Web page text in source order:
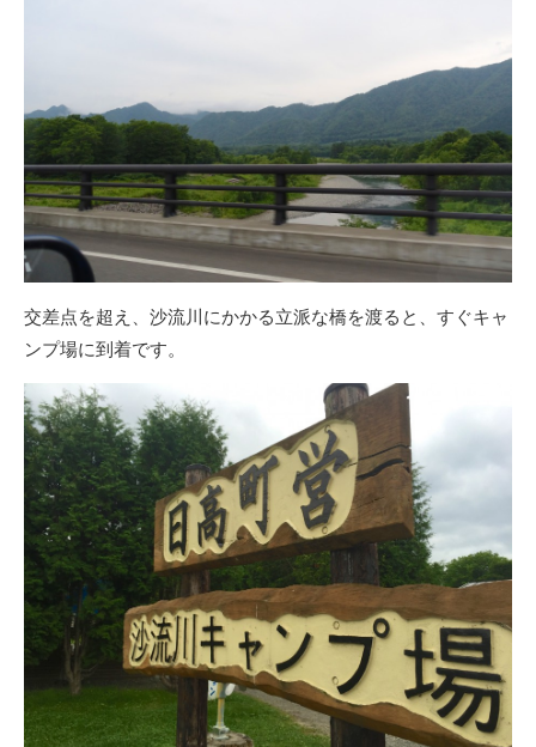
交差点を超え、沙流川にかかる立派な橋を渡ると、すぐキャ
ンプ場に到着です。